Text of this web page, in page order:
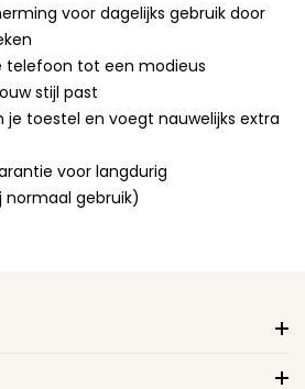
voor dagelijks gebruik door
telefoon tot een modieus
stijl past
toestel en voegt nauwelijks extra
voor langdurig
normaal gebruik)